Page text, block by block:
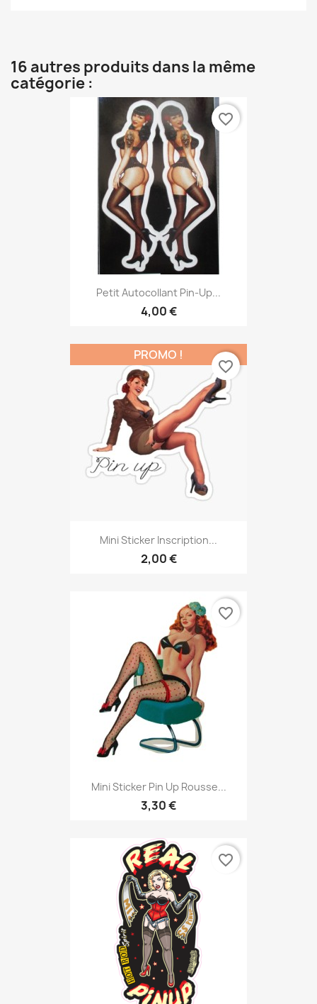
16 autres produits dans la même
catégorie :
Petit Autocollant Pin-Up...
4,00 €
favorite_border
Mini Sticker Inscription...
2,00 €
PROMO !
favorite_border
Mini Sticker Pin Up Rousse...
3,30 €
favorite_border
favorite_border